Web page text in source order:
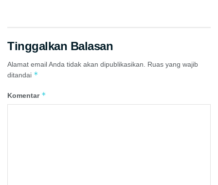
Tinggalkan Balasan
Alamat email Anda tidak akan dipublikasikan.
Ruas yang wajib
ditandai *
Komentar *